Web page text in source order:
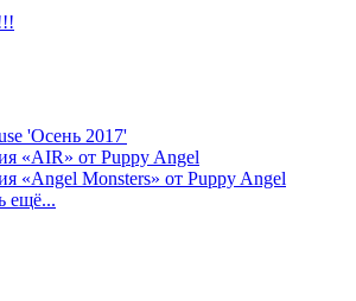
'Осень 2017'
«AIR» от Puppy Angel
«Angel Monsters» от Puppy Angel
ещё...